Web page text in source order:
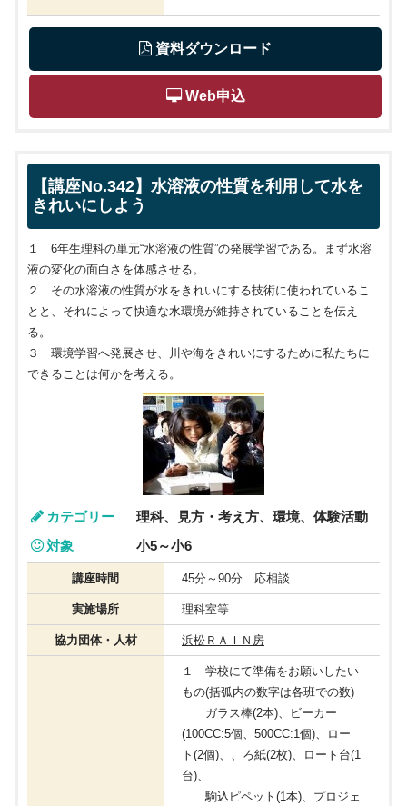
資料ダウンロード
Web申込
【講座No.342】水溶液の性質を利用して水を
きれいにしよう
１ 6年生理科の単元“水溶液の性質”の発展学習である。まず水溶
液の変化の面白さを体感させる。
２ その水溶液の性質が水をきれいにする技術に使われているこ
とと、それによって快適な水環境が維持されていることを伝え
る。
３ 環境学習へ発展させ、川や海をきれいにするために私たちに
できることは何かを考える。
カテゴリー
理科、見方・考え方、環境、体験活動
対象
小5～小6
講座時間 45分～90分 応相談
実施場所 理科室等
協力団体・人材 浜松ＲＡＩＮ房
１ 学校にて準備をお願いしたい
もの(括弧内の数字は各班での数)
ガラス棒(2本)、ビーカー
(100CC:5個、500CC:1個)、ロー
ト(2個)、、ろ紙(2枚)、ロート台(1
台)、
駒込ピペット(1本)、プロジェ